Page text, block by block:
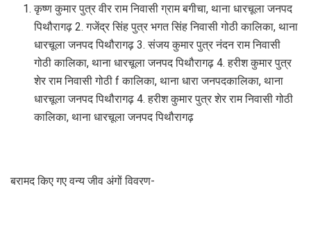
कृष्ण कुमार पुत्र वीर राम निवासी ग्राम बगीचा, थाना धारचूला जनपद
पिथौरागढ़ 2. गजेंद्र सिंह पुत्र भगत सिंह निवासी गोठी कालिका, थाना
धारचूला जनपद पिथौरागढ़ 3. संजय कुमार पुत्र नंदन राम निवासी
गोठी कालिका, थाना धारचूला जनपद पिथौरागढ़ 4. हरीश कुमार पुत्र
शेर राम निवासी गोठी f कालिका, थाना धारा जनपदकालिका, थाना
धारचूला जनपद पिथौरागढ़ 4. हरीश कुमार पुत्र शेर राम निवासी गोठी
कालिका, थाना धारचूला जनपद पिथौरागढ़
बरामद किए गए वन्य जीव अंगों विवरण-